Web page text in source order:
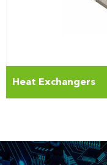
Heat Exchangers